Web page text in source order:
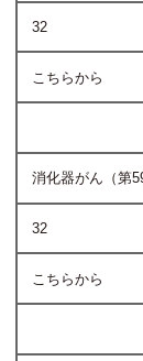
32
こちらから
消化器がん（第
32
こちらから